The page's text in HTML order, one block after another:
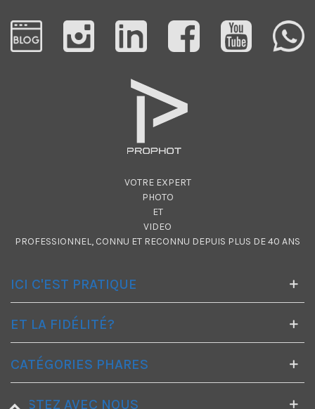
VOTRE EXPERT
PHOTO
ET
VIDEO
PROFESSIONNEL, CONNU ET RECONNU DEPUIS PLUS DE 40 ANS
ICI C'EST PRATIQUE
ET LA FIDÉLITÉ?
CATÉGORIES PHARES
RESTEZ AVEC NOUS